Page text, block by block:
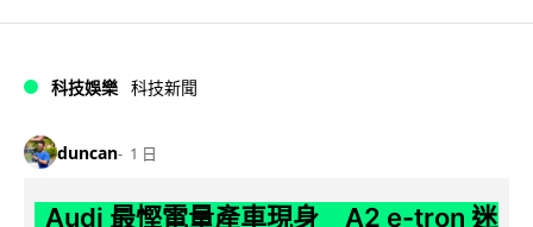
科技娛樂 科技新聞
duncan 1 日
Audi 最慳電量產車現身 A2 e-tron 迷